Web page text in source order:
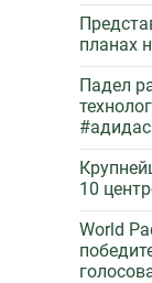
планах
Падел
10
World